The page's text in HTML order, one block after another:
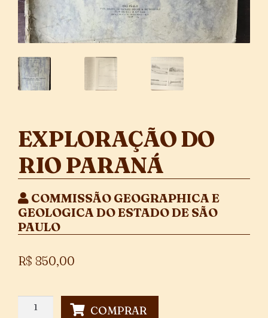
EXPLORAÇÃO DO
RIO PARANÁ
COMMISSÃO GEOGRAPHICA E
GEOLOGICA DO ESTADO DE SÃO
PAULO
R$ 850,00
Exploração
COMPRAR